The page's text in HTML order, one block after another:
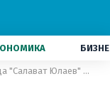
Хоккейная команда "Салават Юлаев" потерпела десятое поражение в сезоне